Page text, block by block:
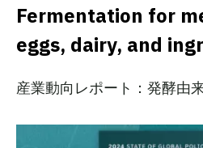
Fermentation for
eggs, dairy, and
産業動向レポート：発酵由